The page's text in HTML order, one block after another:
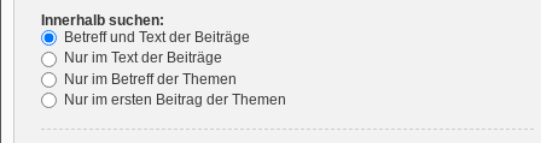
Innerhalb suchen:
Betreff und Text der Beiträge
Nur im Text der Beiträge
Nur im Betreff der Themen
Nur im ersten Beitrag der Themen